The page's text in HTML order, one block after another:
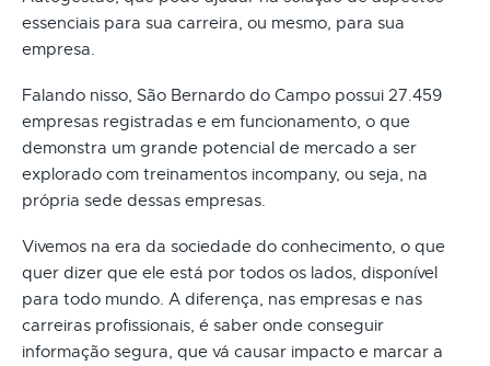
essenciais para sua carreira, ou mesmo, para sua
empresa.
Falando nisso, São Bernardo do Campo possui 27.459
empresas registradas e em funcionamento, o que
demonstra um grande potencial de mercado a ser
explorado com treinamentos incompany, ou seja, na
própria sede dessas empresas.
Vivemos na era da sociedade do conhecimento, o que
quer dizer que ele está por todos os lados, disponível
para todo mundo. A diferença, nas empresas e nas
carreiras profissionais, é saber onde conseguir
informação segura, que vá causar impacto e marcar a